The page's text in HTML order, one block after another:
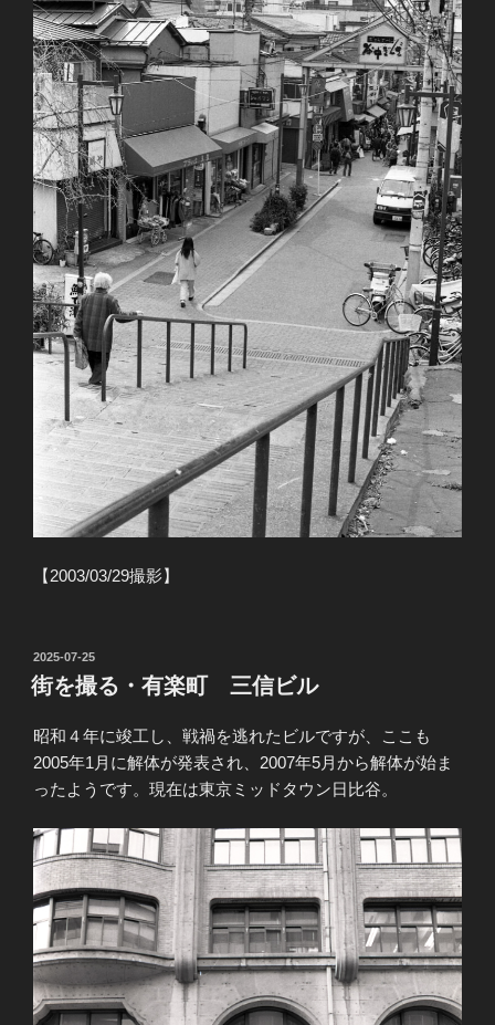
【2003/03/29撮影】
投
稿
日:
2025-07-25
街を撮る・有楽町 三信ビル
昭和４年に竣工し、戦禍を逃れたビルですが、ここも
2005年1月に解体が発表され、2007年5月から解体が始ま
ったようです。現在は東京ミッドタウン日比谷。